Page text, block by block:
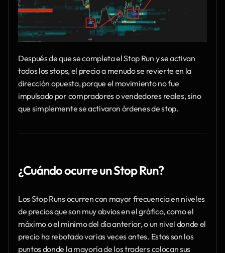
Después de que se completa el Stop Run y se activan
todos los stops, el precio a menudo se revierte en la
dirección opuesta, porque el movimiento no fue
impulsado por compradores o vendedores reales, sino
que simplemente se activaron órdenes de stop.
¿Cuándo ocurre un Stop Run?
Los Stop Runs ocurren con mayor frecuencia en niveles
de precios que son muy obvios en el gráfico, como el
máximo o el mínimo del día anterior, o un nivel donde el
precio ha rebotado varias veces antes. Estos son los
puntos donde la mayoría de los traders colocan sus